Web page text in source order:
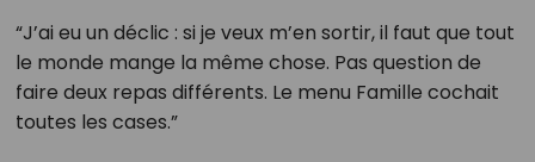
“J’ai eu un déclic : si je veux m’en sortir, il faut que tout
le monde mange la même chose. Pas question de
faire deux repas différents. Le menu Famille cochait
toutes les cases.”